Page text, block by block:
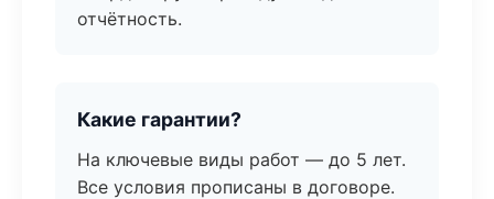
отчётность.
Какие гарантии?
На ключевые виды работ — до 5 лет.
Все условия прописаны в договоре.